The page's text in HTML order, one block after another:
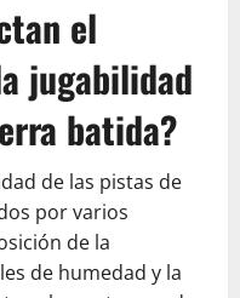
el
jugabilidad
batida?
de las pistas de
por varios
de la
de humedad y la